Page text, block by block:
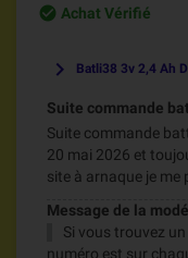
Achat Vérifié
keyboard_arrow_right Batli38 3v 2,4 Ah
Suite commande
Suite commande
20 mai 2026 et
site à arnaque je me
Message de la
Si vous trouvez
numéro est sur